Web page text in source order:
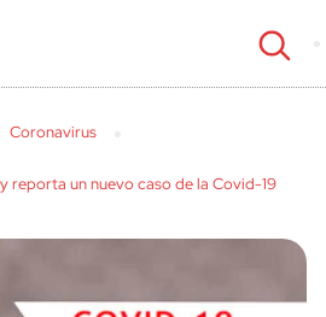
Coronavirus
reporta un nuevo caso de la Covid-19